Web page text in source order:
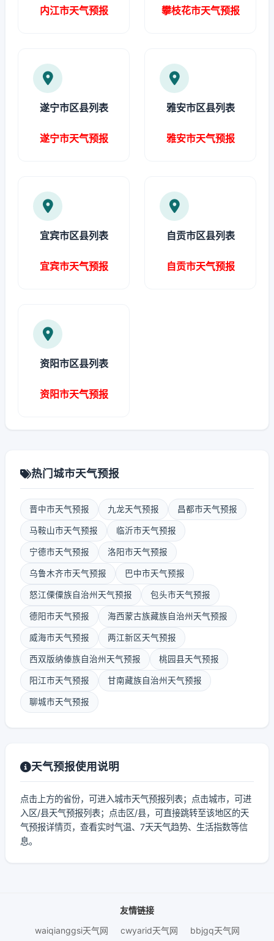
内江市天气预报 攀枝花市天气预报
遂宁市区县列表
遂宁市天气预报
雅安市区县列表
雅安市天气预报
宜宾市区县列表
宜宾市天气预报
自贡市区县列表
自贡市天气预报
资阳市区县列表
资阳市天气预报
热门城市天气预报
晋中市天气预报 九龙天气预报 昌都市天气预报
马鞍山市天气预报 临沂市天气预报
宁德市天气预报 洛阳市天气预报
乌鲁木齐市天气预报 巴中市天气预报
怒江傈僳族自治州天气预报 包头市天气预报
德阳市天气预报 海西蒙古族藏族自治州天气预报
威海市天气预报 两江新区天气预报
西双版纳傣族自治州天气预报 桃园县天气预报
阳江市天气预报 甘南藏族自治州天气预报
聊城市天气预报
天气预报使用说明
点击上方的省份，可进入城市天气预报列表；点击城市，可进
入区/县天气预报列表；点击区/县，可直接跳转至该地区的天
气预报详情页，查看实时气温、7天天气趋势、生活指数等信
息。
友情链接
waiqianggsi天气网
cwyarid天气网
bbjgq天气网